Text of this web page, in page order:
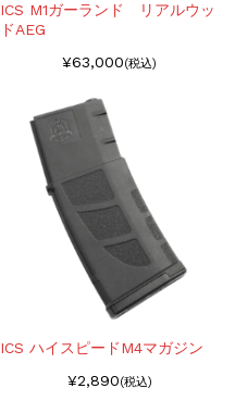
ICS M1ガーランド リアルウッ
ドAEG
¥63,000(税込)
ICS ハイスピードM4マガジン
¥2,890(税込)